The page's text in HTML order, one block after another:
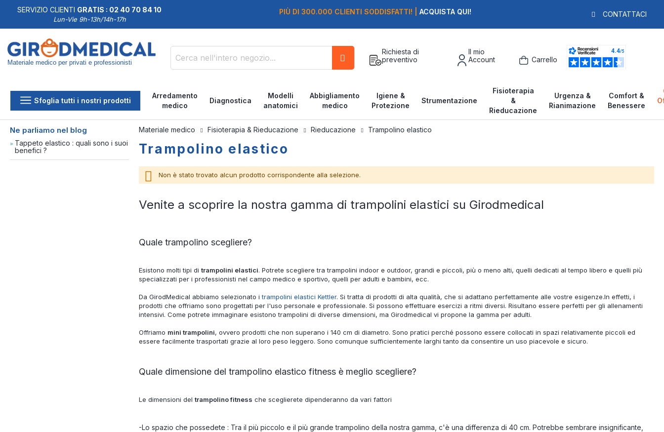
SERVIZIO CLIENTI GRATIS : 02 40 70 84 10
Lun-Vie 9h-13h/14h-17h
O RIMBORSATI PIÙ DI 300.000 CLIENTI SODDISFATTI! | ACQUISTA QUI! PAGA IN 3X
CONTATTACI
Materiale medico per privati e professionisti
Richiesta di
preventivo
Il mio
Account
Carrello
Sfoglia tutti i nostri prodotti
Arredamento
medico
Diagnostica
Modelli
anatomici
Abbigliamento
medico
Igiene &
Protezione
Strumentazione
Fisioterapia
&
Rieducazione
Urgenza &
Rianimazione
Comfort &
Benessere
Materiale medico Fisioterapia & Rieducazione Rieducazione Trampolino elastico
Trampolino elastico
Non è stato trovato alcun prodotto corrispondente alla selezione.
Venite a scoprire la nostra gamma di trampolini elastici su Girodmedical
Quale trampolino scegliere?
Esistono molti tipi di trampolini elastici. Potrete scegliere tra trampolini indoor e outdoor, grandi e piccoli, più o meno alti, quelli dedicati al tempo libero e quelli più
specializzati per i professionisti nel campo medico e sportivo, quelli per adulti e bambini, ecc.
Da GirodMedical abbiamo selezionato itrampolini elastici Kettler. Si tratta di prodotti di alta qualità, che si adattano perfettamente alle vostre esigenze.In effetti, i
prodotti che offriamo sono progettati per l'uso personale e professionale. Si possono effettuare esercizi a ritmi diversi. Risultano essere perfetti per gli allenamenti
intensivi. Come potrete immaginare esistono trampolini di diverse dimensioni, ma Girodmedical vi propone la gamma per adulti.
Offriamo mini trampolini, ovvero prodotti che non superano i 140 cm di diametro. Sono pratici perché possono essere collocati in spazi relativamente piccoli ed
essere facilmente trasportati grazie al loro peso leggero. Sono comunque sufficientemente larghi tanto da consentire un uso piacevole e sicuro.
Quale dimensione del trampolino elastico fitness è meglio scegliere?
Le dimensioni del trampolino fitness che sceglierete dipenderanno da vari fattori
-Lo spazio che possedete : Tra il più piccolo e il più grande trampolino della nostra gamma, c'è una differenza di 40 cm. Potrebbe sembrare insignificante,
Ne parliamo nel blog
Tappeto elastico : quali sono i suoi
benefici ?